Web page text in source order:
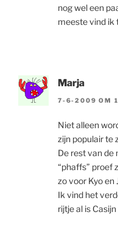
nog wel een
meeste vind ik
Marja
7-6-2009 OM
Niet alleen
zijn populair te
De rest van de
“phaffs” proef
zo voor Kyo
Ik vind het
rijtje al is